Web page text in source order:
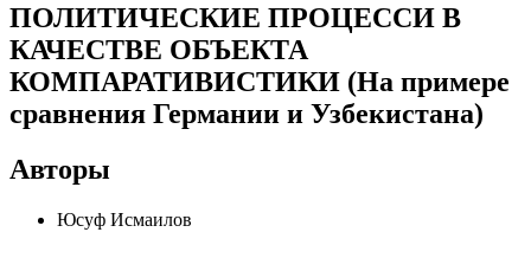
ПОЛИТИЧЕСКИЕ ПРОЦЕССИ В
КАЧЕСТВЕ ОБЪЕКТА
КОМПАРАТИВИСТИКИ (На примере
сравнения Германии и Узбекистана)
Авторы
Юсуф Исмаилов